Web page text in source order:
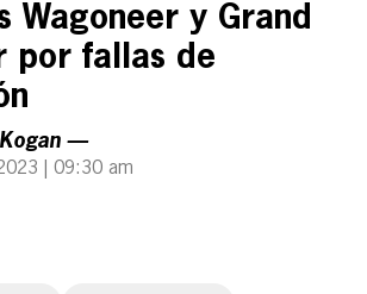
Wagoneer y Grand
por fallas de
—
| 09:30 am